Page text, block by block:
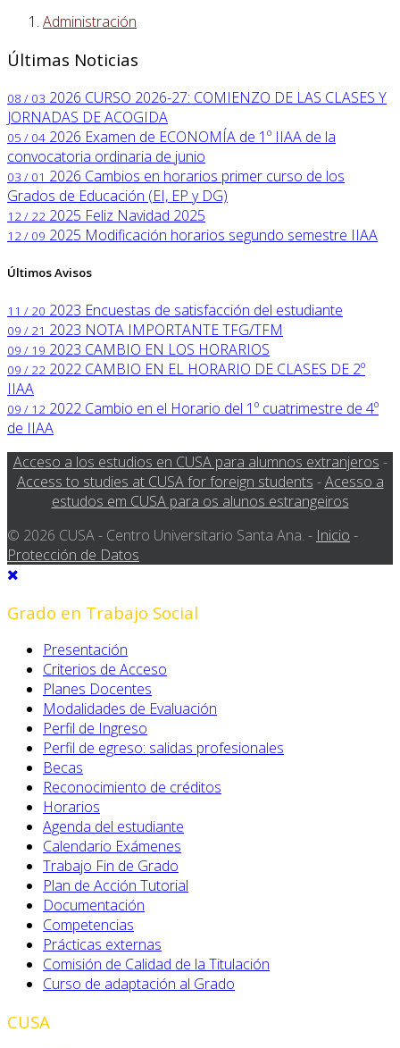
Administración
Últimas Noticias
08 / 03 2026 CURSO 2026-27: COMIENZO DE LAS CLASES Y
JORNADAS DE ACOGIDA
05 / 04 2026 Examen de ECONOMÍA de 1º IIAA de la
convocatoria ordinaria de junio
03 / 01 2026 Cambios en horarios primer curso de los
Grados de Educación (EI, EP y DG)
12 / 22 2025 Feliz Navidad 2025
12 / 09 2025 Modificación horarios segundo semestre IIAA
Últimos Avisos
11 / 20 2023 Encuestas de satisfacción del estudiante
09 / 21 2023 NOTA IMPORTANTE TFG/TFM
09 / 19 2023 CAMBIO EN LOS HORARIOS
09 / 22 2022 CAMBIO EN EL HORARIO DE CLASES DE 2º
IIAA
09 / 12 2022 Cambio en el Horario del 1º cuatrimestre de 4º
de IIAA
Acceso a los estudios en CUSA para alumnos extranjeros -
Access to studies at CUSA for foreign students -Acesso a
estudos em CUSA para os alunos estrangeiros
© 2026 CUSA - Centro Universitario Santa Ana. - Inicio -
Protección de Datos
Grado en Trabajo Social
Presentación
Criterios de Acceso
Planes Docentes
Modalidades de Evaluación
Perfil de Ingreso
Perfil de egreso: salidas profesionales
Becas
Reconocimiento de créditos
Horarios
Agenda del estudiante
Calendario Exámenes
Trabajo Fin de Grado
Plan de Acción Tutorial
Documentación
Competencias
Prácticas externas
Comisión de Calidad de la Titulación
Curso de adaptación al Grado
CUSA